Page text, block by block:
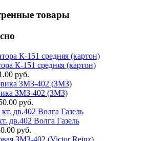
товары
К-151 средняя (картон)
руб.
ЗМЗ-402 (ЗМЗ)
руб.
дв.402 Волга Газель
руб.